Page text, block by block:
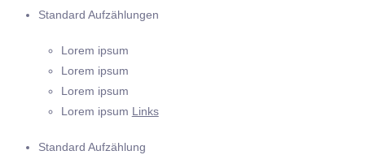
Standard Aufzählungen
Lorem ipsum
Lorem ipsum
Lorem ipsum
Lorem ipsum Links
Standard Aufzählung